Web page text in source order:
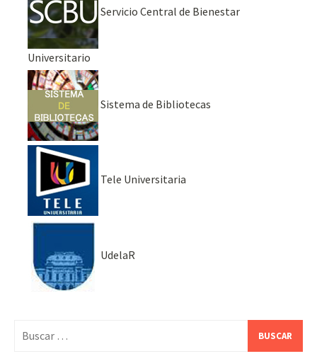
Servicio Central de Bienestar
Universitario
Sistema de Bibliotecas
Tele Universitaria
UdelaR